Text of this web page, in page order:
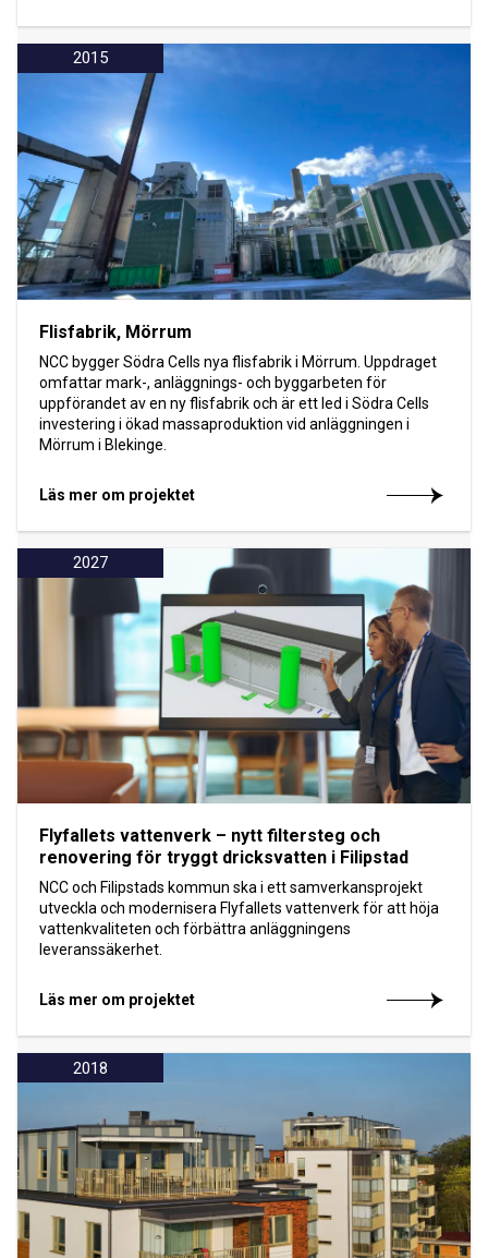
2015
Flisfabrik, Mörrum
NCC bygger Södra Cells nya flisfabrik i Mörrum. Uppdraget
omfattar mark-, anläggnings- och byggarbeten för
uppförandet av en ny flisfabrik och är ett led i Södra Cells
investering i ökad massaproduktion vid anläggningen i
Mörrum i Blekinge.
Läs mer om projektet
2027
Flyfallets vattenverk – nytt filtersteg och
renovering för tryggt dricksvatten i Filipstad
NCC och Filipstads kommun ska i ett samverkansprojekt
utveckla och modernisera Flyfallets vattenverk för att höja
vattenkvaliteten och förbättra anläggningens
leveranssäkerhet.
Läs mer om projektet
2018